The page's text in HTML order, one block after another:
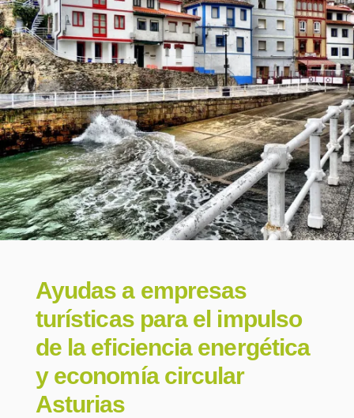
Ayudas a empresas
turísticas para el impulso
de la eficiencia energética
y economía circular
Asturias